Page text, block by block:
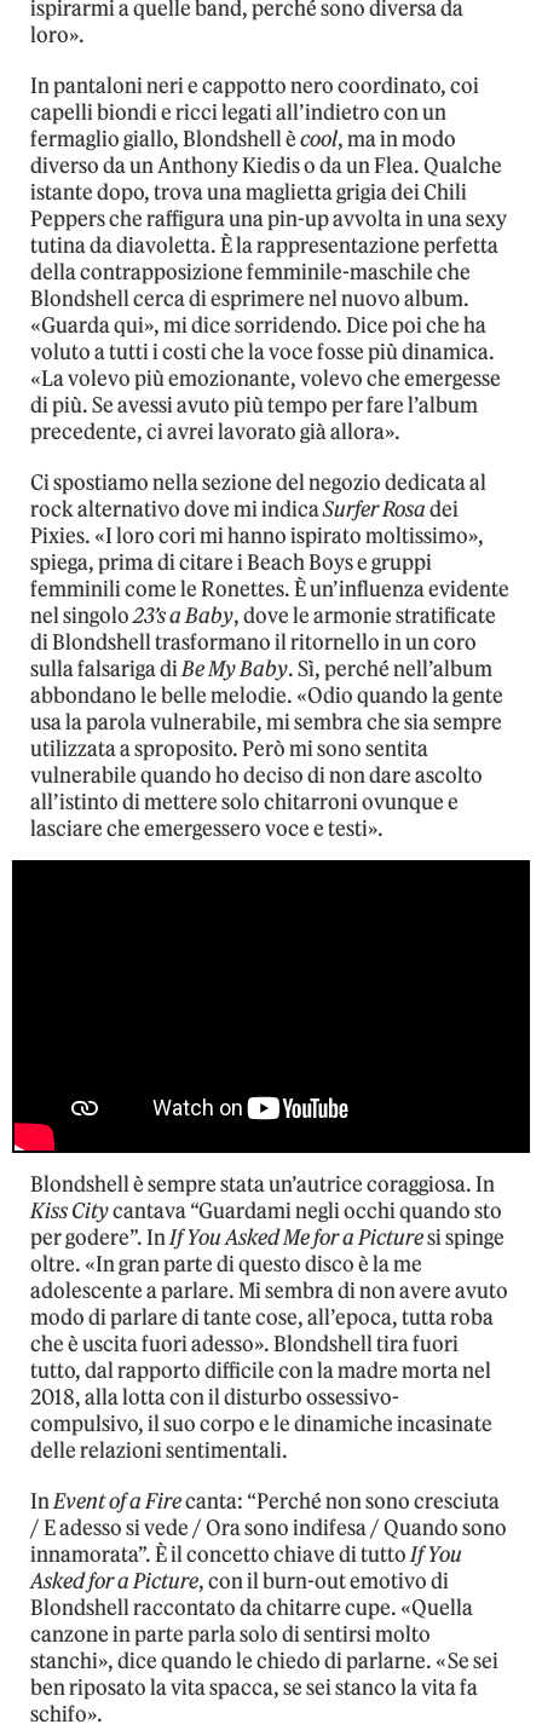
ispirarmi a quelle band, perché sono diversa da
loro».
In pantaloni neri e cappotto nero coordinato, coi
capelli biondi e ricci legati all’indietro con un
fermaglio giallo, Blondshell ècool, ma in modo
diverso da un Anthony Kiedis o da un Flea. Qualche
istante dopo, trova una maglietta grigia dei Chili
Peppers che raffigura una pin-up avvolta in una sexy
tutina da diavoletta. È la rappresentazione perfetta
della contrapposizione femminile-maschile che
Blondshell cerca di esprimere nel nuovo album.
«Guarda qui», mi dice sorridendo. Dice poi che ha
voluto a tutti i costi che la voce fosse più dinamica.
«La volevo più emozionante, volevo che emergesse
di più. Se avessi avuto più tempo per fare l’album
precedente, ci avrei lavorato già allora».
Ci spostiamo nella sezione del negozio dedicata al
rock alternativo dove mi indicaSurfer Rosadei
Pixies. «I loro cori mi hanno ispirato moltissimo»,
spiega, prima di citare i Beach Boys e gruppi
femminili come le Ronettes. È un’influenza evidente
nel singolo23’s a Baby, dove le armonie stratificate
di Blondshell trasformano il ritornello in un coro
sulla falsariga diBe My Baby. Sì, perché nell’album
abbondano le belle melodie. «Odio quando la gente
usa la parola vulnerabile, mi sembra che sia sempre
utilizzata a sproposito. Però mi sono sentita
vulnerabile quando ho deciso di non dare ascolto
all’istinto di mettere solo chitarroni ovunque e
lasciare che emergessero voce e testi».
Blondshell è sempre stata un’autrice coraggiosa. In
Kiss Citycantava “Guardami negli occhi quando sto
per godere”. InIf You Asked Me for a Picturesi spinge
oltre. «In gran parte di questo disco è la me
adolescente a parlare. Mi sembra di non avere avuto
modo di parlare di tante cose, all’epoca, tutta roba
che è uscita fuori adesso». Blondshell tira fuori
tutto, dal rapporto difficile con la madre morta nel
2018, alla lotta con il disturbo ossessivo-
compulsivo, il suo corpo e le dinamiche incasinate
delle relazioni sentimentali.
InEvent of a Firecanta: “Perché non sono cresciuta
/ E adesso si vede / Ora sono indifesa / Quando sono
innamorata”. È il concetto chiave di tuttoIf You
Asked for a Picture, con il burn-out emotivo di
Blondshell raccontato da chitarre cupe. «Quella
canzone in parte parla solo di sentirsi molto
stanchi», dice quando le chiedo di parlarne. «Se sei
ben riposato la vita spacca, se sei stanco la vita fa
schifo».